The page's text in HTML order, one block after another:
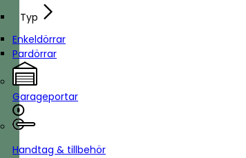
Typ
Enkeldörrar
Pardörrar
Garageportar
Handtag & tillbehör